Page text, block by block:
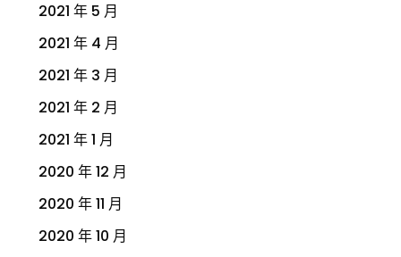
2021 年 5 月
2021 年 4 月
2021 年 3 月
2021 年 2 月
2021 年 1 月
2020 年 12 月
2020 年 11 月
2020 年 10 月